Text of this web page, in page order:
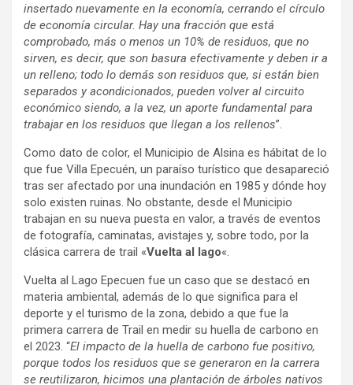
insertado nuevamente en la economía, cerrando el círculo
de economía circular. Hay una fracción que está
comprobado, más o menos un 10% de residuos, que no
sirven, es decir, que son basura efectivamente y deben ir a
un relleno; todo lo demás son residuos que, si están bien
separados y acondicionados, pueden volver al circuito
económico siendo, a la vez, un aporte fundamental para
trabajar en los residuos que llegan a los rellenos”.
Como dato de color, el Municipio de Alsina es hábitat de lo
que fue Villa Epecuén, un paraíso turístico que desapareció
tras ser afectado por una inundación en 1985 y dónde hoy
solo existen ruinas. No obstante, desde el Municipio
trabajan en su nueva puesta en valor, a través de eventos
de fotografía, caminatas, avistajes y, sobre todo, por la
clásica carrera de trail «Vuelta al lago«.
Vuelta al Lago Epecuen fue un caso que se destacó en
materia ambiental, además de lo que significa para el
deporte y el turismo de la zona, debido a que fue la
primera carrera de Trail en medir su huella de carbono en
el 2023. “El impacto de la huella de carbono fue positivo,
porque todos los residuos que se generaron en la carrera
se reutilizaron, hicimos una plantación de árboles nativos